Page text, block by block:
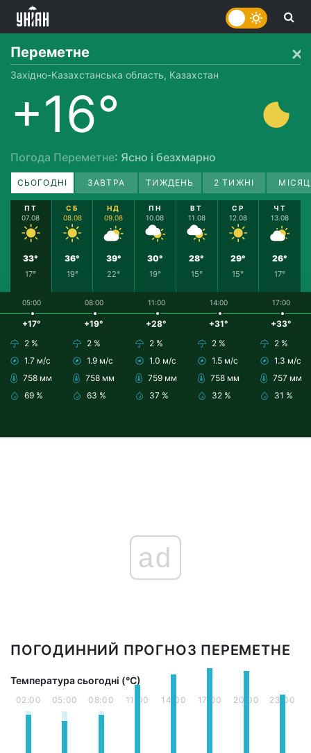
Переметне
Західно-Казахстанська область, Казахстан
+16°
Погода Переметне: Ясно і безхмарно
СЬОГОДНІ ЗАВТРА ТИЖДЕНЬ 2 ТИЖНІ
ПТ
07.08
33°
17°
СБ
08.08
36°
19°
НД
09.08
39°
22°
ПН
10.08
30°
19°
ВТ
11.08
28°
15°
СР
12.08
29°
15°
ЧТ
13.08
26°
17°
05:00
+17°
2 %
1.7 м/с
758 мм
69 %
08:00
+19°
2 %
1.9 м/с
758 мм
63 %
11:00
+28°
2 %
1.0 м/с
759 мм
37 %
14:00
+31°
2 %
1.5 м/с
758 мм
32 %
17:00
+33°
2 %
1.3 м/с
757 мм
31 %
ad
ПОГОДИННИЙ ПРОГНОЗ ПЕРЕМЕТНЕ
Температура сьогодні (°С)
02:00 05:00 08:00 11:00 14:00 17:00 20:00 23:00